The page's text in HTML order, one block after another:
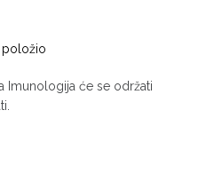
Imunologija će se održati